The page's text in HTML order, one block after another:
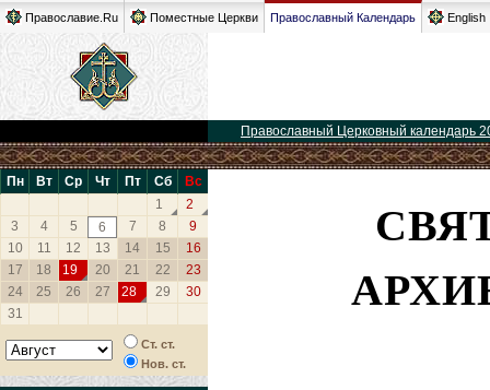
Православие.Ru Поместные Церкви Православный Календарь English
Православный Церковный календарь
Пн Вт Ср Чт Пт Сб
Вс
1
2
3
4 5 6 7 8
9
10
11 12 13 14 15
16
17
18 19 20 21 22
23
24
25 26 27 28 29
30
31
Ст. ст.
Нов. ст.